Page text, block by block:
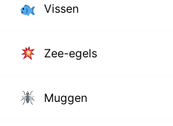
Vissen
Zee-egels
Muggen